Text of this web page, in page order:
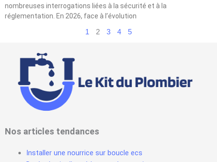
nombreuses interrogations liées à la sécurité et à la
réglementation. En 2026, face à l’évolution
1 2 3 4 5
Nos articles tendances
Installer une nourrice sur boucle ecs